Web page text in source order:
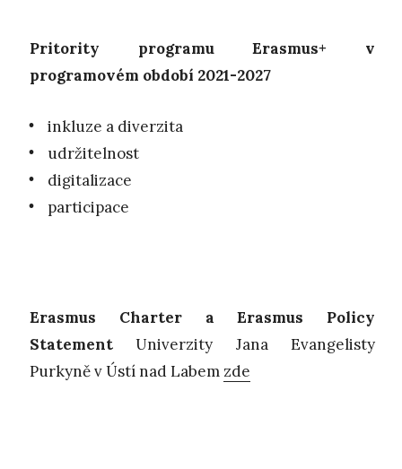
Pritority programu Erasmus+ v
programovém období 2021-2027
inkluze a diverzita
udržitelnost
digitalizace
participace
Erasmus Charter a Erasmus Policy
Statement Univerzity Jana Evangelisty
Purkyně v Ústí nad Labem zde